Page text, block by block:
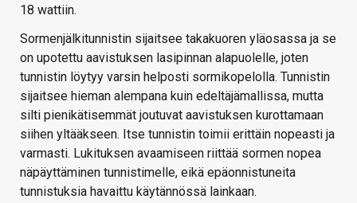
18 wattiin.
Sormenjälkitunnistin sijaitsee takakuoren yläosassa ja se
on upotettu aavistuksen lasipinnan alapuolelle, joten
tunnistin löytyy varsin helposti sormikopelolla. Tunnistin
sijaitsee hieman alempana kuin edeltäjämallissa, mutta
silti pienikätisemmät joutuvat aavistuksen kurottamaan
siihen yltääkseen. Itse tunnistin toimii erittäin nopeasti ja
varmasti. Lukituksen avaamiseen riittää sormen nopea
näpäyttäminen tunnistimelle, eikä epäonnistuneita
tunnistuksia havaittu käytännössä lainkaan.